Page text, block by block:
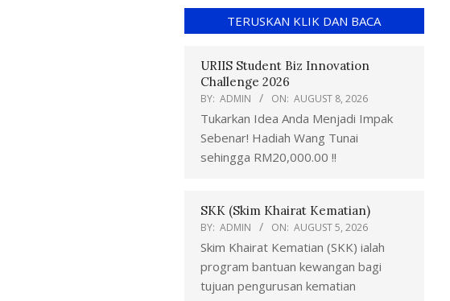
TERUSKAN KLIK DAN BACA
URIIS Student Biz Innovation
Challenge 2026
BY: ADMIN ON: AUGUST 8, 2026
Tukarkan Idea Anda Menjadi Impak
Sebenar! Hadiah Wang Tunai
sehingga RM20,000.00 !!
SKK (Skim Khairat Kematian)
BY: ADMIN ON: AUGUST 5, 2026
Skim Khairat Kematian (SKK) ialah
program bantuan kewangan bagi
tujuan pengurusan kematian